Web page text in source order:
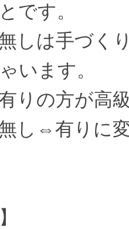
です。
しは手づく
います。
りの方が高
し⇔有りに